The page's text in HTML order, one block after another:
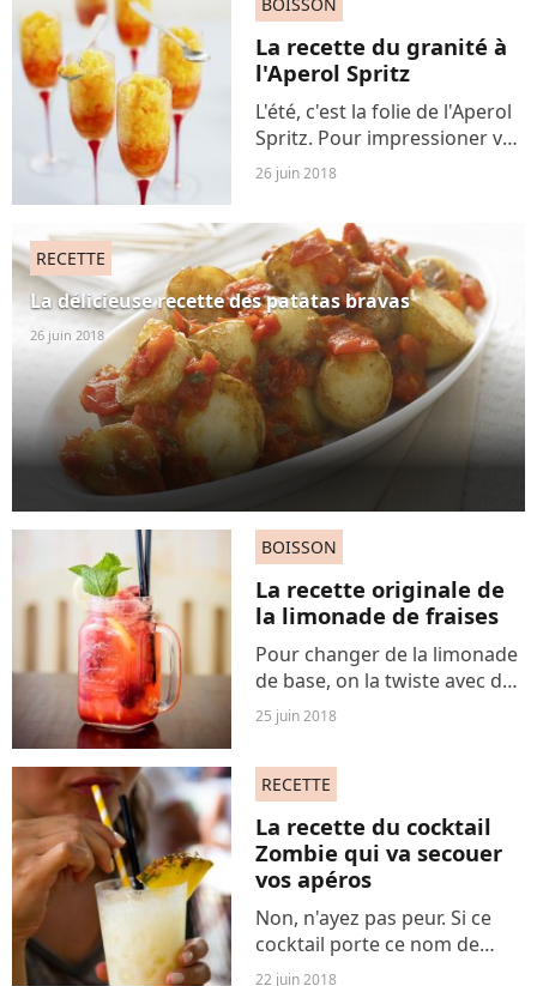
à la mozzarella et au basilic.
La recette du granité à
l'Aperol Spritz
L'été, c'est la folie de l'Aperol
Spritz. Pour impressioner vos
ami·e·s à votre prochaine
apéro, faites-en du granité.
On vous donne la recette
hyper simple du granité au
Spritz.
26 juin 2018
RECETTE
La délicieuse recette des patatas bravas
26 juin 2018
BOISSON
La recette originale de
la limonade de fraises
Pour changer de la limonade
de base, on la twiste avec des
fraises fraîches. Une recette
originale pour se désaltérer
25 juin 2018
RECETTE
La recette du cocktail
Zombie qui va secouer
vos apéros
Non, n'ayez pas peur. Si ce
cocktail porte ce nom de
films d'horreur, il est
22 juin 2018